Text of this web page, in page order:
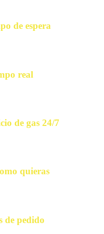
de espera
real
de gas 24/7
quieras
de pedido